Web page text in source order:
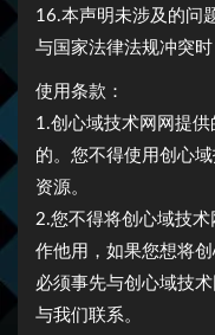
16.本声明未涉及的问
与国家法律法规冲突
使用条款：
1.创心域技术网网提
的。您不得使用创心
资源。
2.您不得将创心域技
作他用，如果您想将
必须事先与创心域技
与我们联系。